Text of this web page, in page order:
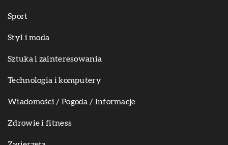
Sport
Styl i moda
Sztuka i zainteresowania
Technologia i komputery
Wiadomości / Pogoda / Informacje
Zdrowie i fitness